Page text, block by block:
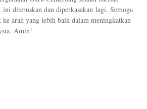
diteruskan dan diperkasakan lagi. Semoga
ke arah yang lebih baik dalam meningkatkan
Amin!